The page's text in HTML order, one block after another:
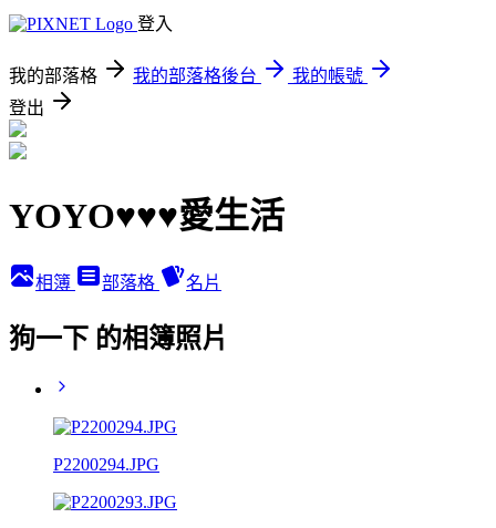
登入
我的部落格 我的部落格後台
我的帳號
登出
YOYO♥♥♥愛生活
相簿 部落格 名片
狗一下 的相簿照片
P2200294.JPG